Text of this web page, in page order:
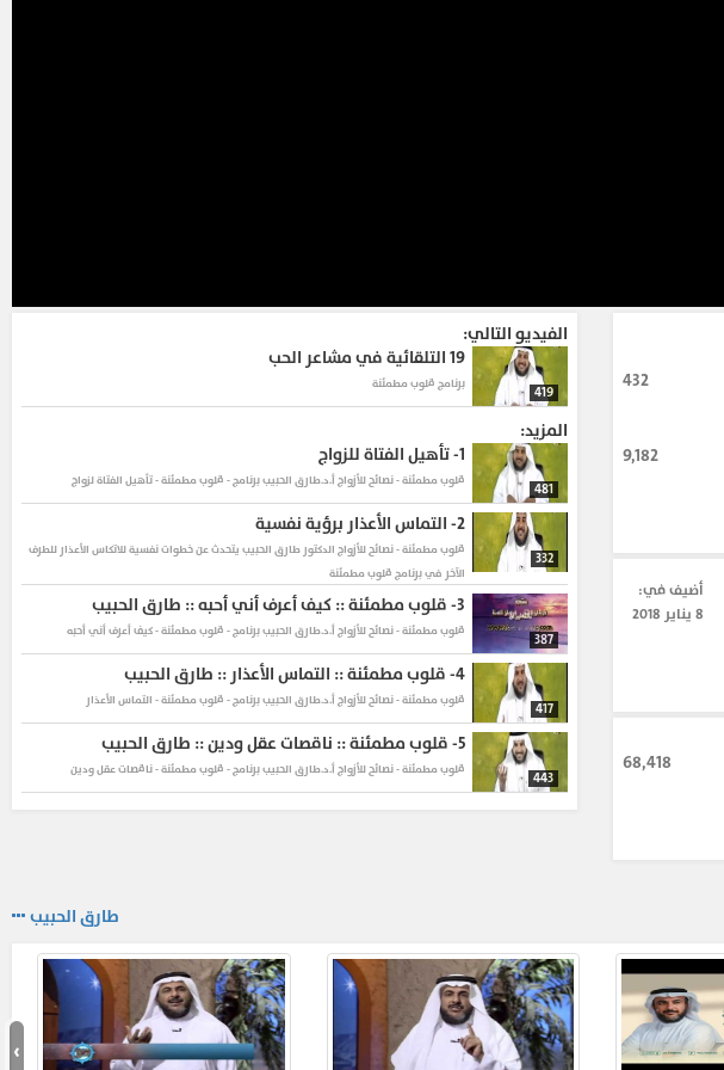
432
9,182
أضيف في:
8 يناير 2018
68,418
الفيديو التالي:
419
19التلقائية في مشاعر الحب
برنامج قلوب مطمئنة
المزيد:
481
1- تأهيل الفتاة للزواج
قلوب مطمئنة - نصائح للأزواجأ.د.طارق الحبيب برنامج - قلوب مطمئنة - تأهيل الفتاة لزواج
332
2- التماس الأعذار برؤية نفسية
قلوب مطمئنة - نصائح للأزواج الدكتور طارق الحبيب يتحدث عن خطوات نفسية للاتكاس الأعذار للطرف
الآخر في برنامج قلوب مطمئنة
387
3- قلوب مطمئنة :: كيف أعرف أني أحبه :: طارق الحبيب
قلوب مطمئنة - نصائح للأزواجأ.د.طارق الحبيب برنامج - قلوب مطمئنة - كيف أعرف أني أحبه
417
4- قلوب مطمئنة :: التماس الأعذار :: طارق الحبيب
قلوب مطمئنة - نصائح للأزواجأ.د.طارق الحبيب برنامج - قلوب مطمئنة - التماس الأعذار
443
5- قلوب مطمئنة :: ناقصات عقل ودين :: طارق الحبيب
قلوب مطمئنة - نصائح للأزواجأ.د.طارق الحبيب برنامج - قلوب مطمئنة - ناقصات عقل ودين
أ.د.طارق الحبيب برنامج - قلوب مطمئنة - مؤلفات الحياة الزوجية
478
8- قلوب مطمئنة :: المودة والرحمة :: طارق الحبيب
قلوب مطمئنة - نصائح للأزواج أ.د.طارق الحبيب برنامج - قلوب مطمئنة - المودة والرحمة
383
9- الاعجاب بين الفتيات
قلوب مطمئنة - نصائح للأزواج أ.د.طارق الحبيب برنامج - قلبوب مطمئنة - الاعجاب بين الفتيات
طارق الحبيب
›